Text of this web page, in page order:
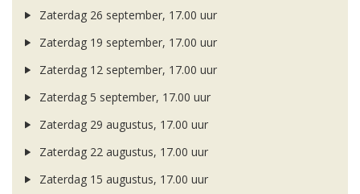
Zaterdag 26 september, 17.00 uur
Zaterdag 19 september, 17.00 uur
Zaterdag 12 september, 17.00 uur
Zaterdag 5 september, 17.00 uur
Zaterdag 29 augustus, 17.00 uur
Zaterdag 22 augustus, 17.00 uur
Zaterdag 15 augustus, 17.00 uur